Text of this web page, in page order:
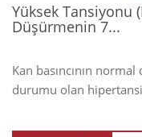
Yüksek Tansiyonu
Düşürmenin 7...
Kan basıncının
durumu olan